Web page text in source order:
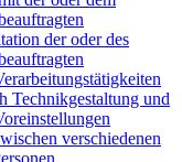
der oder des
Technikgestaltung und
verschiedenen